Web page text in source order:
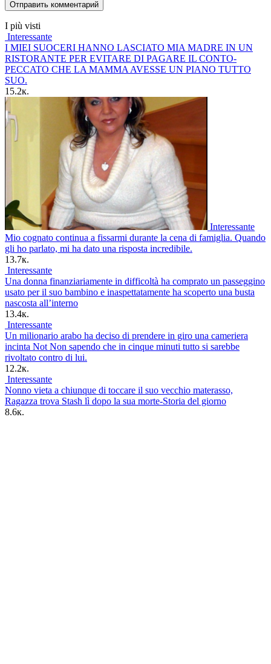
I più visti
Interessante
I MIEI SUOCERI HANNO LASCIATO MIA MADRE IN UN
RISTORANTE PER EVITARE DI PAGARE IL CONTO-
PECCATO CHE LA MAMMA AVESSE UN PIANO TUTTO
SUO.
15.2к.
Interessante
Mio cognato continua a fissarmi durante la cena di famiglia. Quando
gli ho parlato, mi ha dato una risposta incredibile.
13.7к.
Interessante
Una donna finanziariamente in difficoltà ha comprato un passeggino
usato per il suo bambino e inaspettatamente ha scoperto una busta
nascosta all’interno
13.4к.
Interessante
Un milionario arabo ha deciso di prendere in giro una cameriera
incinta Not Non sapendo che in cinque minuti tutto si sarebbe
rivoltato contro di lui.
12.2к.
Interessante
Nonno vieta a chiunque di toccare il suo vecchio materasso,
Ragazza trova Stash lì dopo la sua morte-Storia del giorno
8.6к.